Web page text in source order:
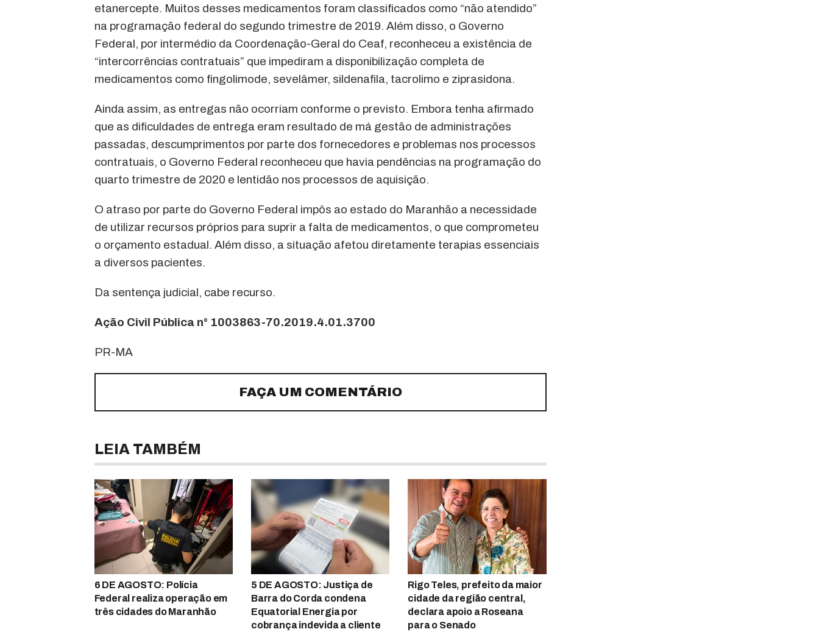
etanercepte. Muitos desses medicamentos foram classificados como “não atendido”
na programação federal do segundo trimestre de 2019. Além disso, o Governo
Federal, por intermédio da Coordenação-Geral do Ceaf, reconheceu a existência de
“intercorrências contratuais” que impediram a disponibilização completa de
medicamentos como fingolimode, sevelâmer, sildenafila, tacrolimo e ziprasidona.
Ainda assim, as entregas não ocorriam conforme o previsto. Embora tenha afirmado
que as dificuldades de entrega eram resultado de má gestão de administrações
passadas, descumprimentos por parte dos fornecedores e problemas nos processos
contratuais, o Governo Federal reconheceu que havia pendências na programação do
quarto trimestre de 2020 e lentidão nos processos de aquisição.
O atraso por parte do Governo Federal impôs ao estado do Maranhão a necessidade
de utilizar recursos próprios para suprir a falta de medicamentos, o que comprometeu
o orçamento estadual. Além disso, a situação afetou diretamente terapias essenciais
a diversos pacientes.
Da sentença judicial, cabe recurso.
Ação Civil Pública n° 1003863-70.2019.4.01.3700
PR-MA
FAÇA UM COMENTÁRIO
LEIA TAMBÉM
6 DE AGOSTO: Polícia
Federal realiza operação em
três cidades do Maranhão
5 DE AGOSTO: Justiça de
Barra do Corda condena
Equatorial Energia por
cobrança indevida a cliente
Rigo Teles, prefeito da maior
cidade da região central,
declara apoio a Roseana
para o Senado